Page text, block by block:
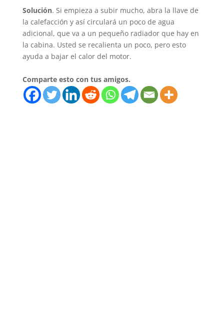
Solución. Si empieza a subir mucho, abra la llave de
la calefacción y así circulará un poco de agua
adicional, que va a un pequeño radiador que hay en
la cabina. Usted se recalienta un poco, pero esto
ayuda a bajar el calor del motor.
Comparte esto con tus amigos.